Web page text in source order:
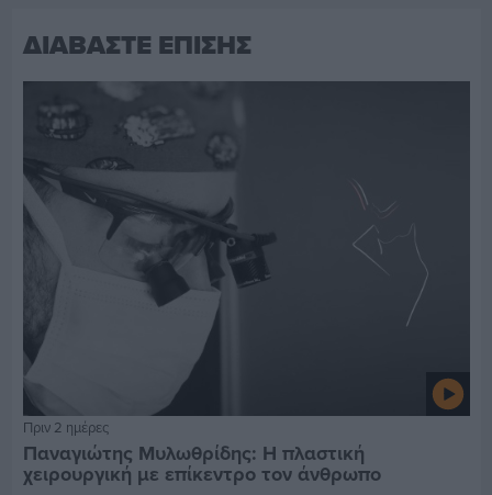
ΔΙΑΒΑΣΤΕ ΕΠΙΣΗΣ
Πριν 2 ημέρες
Παναγιώτης Μυλωθρίδης: Η πλαστική
χειρουργική με επίκεντρο τον άνθρωπο